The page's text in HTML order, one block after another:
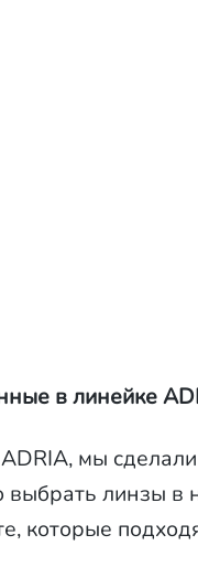
в линейке
мы cделали
выбрать линзы
которые